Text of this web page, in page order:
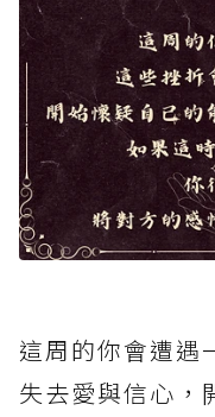
這周的你會遭遇
失去愛與信心，